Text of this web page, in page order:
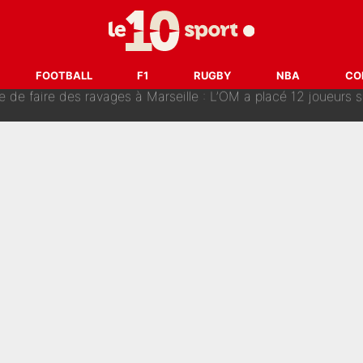
FOOTBALL F1 RUGBY NBA
ravages à Marseille : L’OM a placé 12 joueurs sur le marché des
sa signature au PSG : Voilà les coulisses de son transfert